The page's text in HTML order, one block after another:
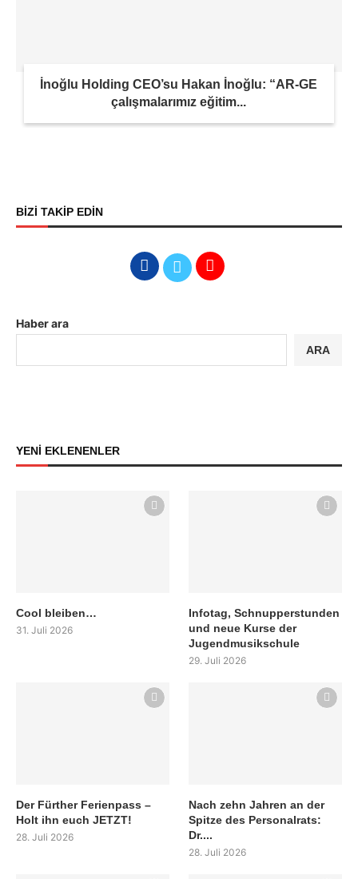
İnoğlu Holding CEO’su Hakan İnoğlu: “AR-GE
çalışmalarımız eğitim...
BİZİ TAKİP EDİN
Haber ara
ARA
YENİ EKLENENLER
Cool bleiben…
31. Juli 2026
Infotag, Schnupperstunden
und neue Kurse der
Jugendmusikschule
29. Juli 2026
Der Fürther Ferienpass –
Holt ihn euch JETZT!
28. Juli 2026
Nach zehn Jahren an der
Spitze des Personalrats:
Dr....
28. Juli 2026